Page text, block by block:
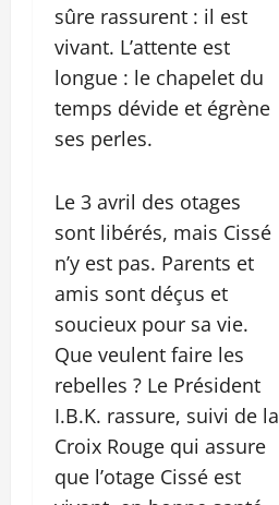
sûre rassurent : il est
vivant. L’attente est
longue : le chapelet du
temps dévide et égrène
ses perles.
Le 3 avril des otages
sont libérés, mais Cissé
n’y est pas. Parents et
amis sont déçus et
soucieux pour sa vie.
Que veulent faire les
rebelles ? Le Président
I.B.K. rassure, suivi de la
Croix Rouge qui assure
que l’otage Cissé est